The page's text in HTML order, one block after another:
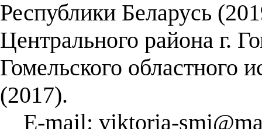
Республики Беларусь
Центрального района г.
Гомельского областного
(2017).
E-mail: viktoria-